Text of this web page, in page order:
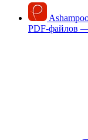
PDF-файлов